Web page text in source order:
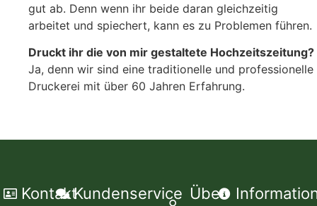
gut ab. Denn wenn ihr beide daran gleichzeitig
arbeitet und spiechert, kann es zu Problemen führen.
Druckt ihr die von mir gestaltete Hochzeitszeitung?
Ja, denn wir sind eine traditionelle und professionelle
Druckerei mit über 60 Jahren Erfahrung.
KontaktKundenservice Über